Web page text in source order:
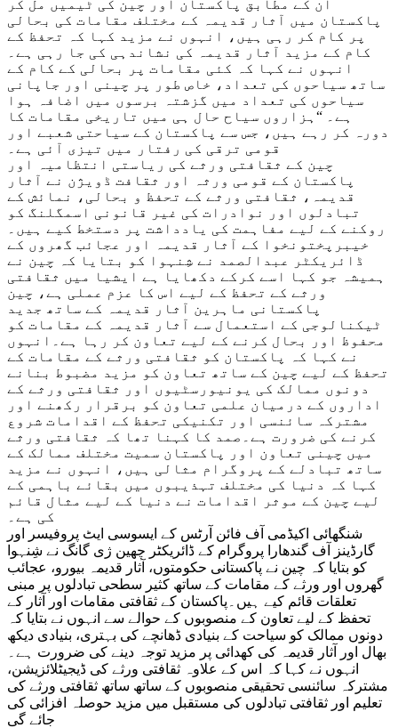
ان کے مطابق پاکستان اور چین کی ٹیمیں مل کر
پاکستان میں آثار قدیمہ کے مختلف مقامات کی بحالی
پر کام کر رہی ہیں، انہوں نے مزید کہا کہ تحفظ کے
کام کے مزید آثار قدیمہ کی نشاندہی کی جا رہی ہے۔
انہوں نے کہا کہ کئی مقامات پر بحالی کے کام کے
ساتھ سیاحوں کی تعداد، خاص طور پر چینی اور جاپانی
سیاحوں کی تعداد میں گزشتہ برسوں میں اضافہ ہوا
ہے۔ “ہزاروں سیاح حال ہی میں تاریخی مقامات کا
دورہ کر رہے ہیں، جس سے پاکستان کے سیاحتی شعبے اور
قومی ترقی کی رفتار میں تیزی آئی ہے۔
چین کے ثقافتی ورثے کی ریاستی انتظامیہ اور
پاکستان کے قومی ورثہ اور ثقافت ڈویژن نے آثار
قدیمہ، ثقافتی ورثے کے تحفظ و بحالی، نمائش کے
تبادلوں اور نوادرات کی غیر قانونی اسمگلنگ کو
روکنے کے لیے مفاہمت کی یادداشت پر دستخط کیے ہیں۔
خیبرپختونخوا کے آثار قدیمہ اور عجائب گھروں کے
ڈائریکٹر عبدالصمد نے شِنہوا کو بتایا کہ چین نے
ہمیشہ جو کہا اسے کرکے دکھایا ہے ایشیا میں ثقافتی
ورثے کے تحفظ کے لیے اس کا عزم عملی ہے، چین
پاکستانی ماہرین آثار قدیمہ کے ساتھ جدید
ٹیکنالوجی کے استعمال سے آثار قدیمہ کے مقامات کو
محفوظ اور بحال کرنے کے لیے تعاون کر رہا ہے۔انہوں
نے کہا کہ پاکستان کو ثقافتی ورثے کے مقامات کے
تحفظ کے لیے چین کے ساتھ تعاون کو مزید مضبوط بنانے
دونوں ممالک کی یونیورسٹیوں اور ثقافتی ورثے کے
اداروں کے درمیان علمی تعاون کو برقرار رکھنے اور
مشترکہ سائنسی اور تکنیکی تحفظ کے اقدامات شروع
کرنے کی ضرورت ہے۔صمد کا کہنا تھا کہ ثقافتی ورثے
میں چینی تعاون اور پاکستان سمیت مختلف ممالک کے
ساتھ تبادلے کے پروگرام مثالی ہیں، انہوں نے مزید
کہا کہ دنیا کی مختلف تہذیبوں میں بقائے باہمی کے
لیے چین کے موثر اقدامات نے دنیا کے لیے مثال قائم
کی ہے۔
شنگھائی اکیڈمی آف فائن آرٹس کے ایسوسی ایٹ پروفیسر اور
گارڈینز آف گندھارا پروگرام کے ڈائریکٹر چھین ژی گانگ نے شِنہوا
کو بتایا کہ چین نے پاکستانی حکومتوں، آثار قدیمہ بیورو، عجائب
گھروں اور ورثے کے مقامات کے ساتھ کثیر سطحی تبادلوں پر مبنی
تعلقات قائم کیے ہیں۔پاکستان کے ثقافتی مقامات اور آثار کے
تحفظ کے لیے تعاون کے منصوبوں کے حوالے سے انہوں نے بتایا کہ
دونوں ممالک کو سیاحت کے بنیادی ڈھانچے کی بہتری، بنیادی دیکھ
بھال اور آثار قدیمہ کی کھدائی پر مزید توجہ دینے کی ضرورت ہے۔
انہوں نے کہا کہ اس کے علاوہ ثقافتی ورثے کی ڈیجیٹلائزیشن،
مشترکہ سائنسی تحقیقی منصوبوں کے ساتھ ساتھ ثقافتی ورثے کی
تعلیم اور ثقافتی تبادلوں کی مستقبل میں مزید حوصلہ افزائی کی
جائے گی